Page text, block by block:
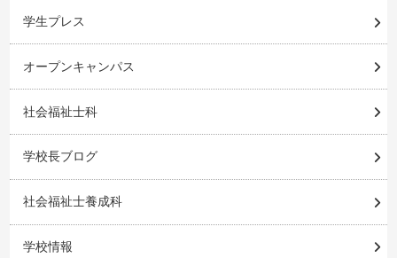
学生プレス
オープンキャンパス
社会福祉士科
学校長ブログ
社会福祉士養成科
学校情報